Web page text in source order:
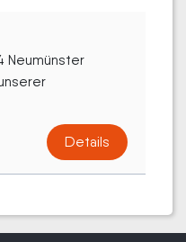
Neumünster
Details